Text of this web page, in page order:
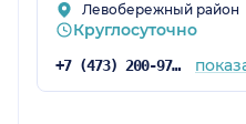
Левобережный район
Круглосуточно
+7 (473) 200-97-34